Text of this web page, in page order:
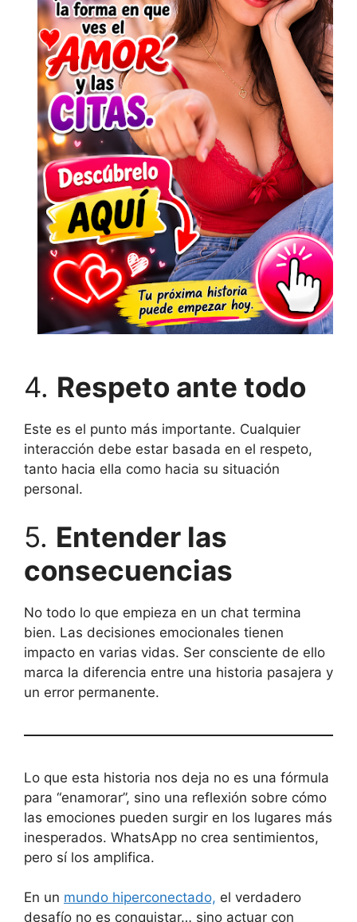
4. Respeto ante todo
Este es el punto más importante. Cualquier
interacción debe estar basada en el respeto,
tanto hacia ella como hacia su situación
personal.
5. Entender las
consecuencias
No todo lo que empieza en un chat termina
bien. Las decisiones emocionales tienen
impacto en varias vidas. Ser consciente de ello
marca la diferencia entre una historia pasajera y
un error permanente.
Lo que esta historia nos deja no es una fórmula
para “enamorar”, sino una reflexión sobre cómo
las emociones pueden surgir en los lugares más
inesperados. WhatsApp no crea sentimientos,
pero sí los amplifica.
En un mundo hiperconectado, el verdadero
desafío no es conquistar… sino actuar con